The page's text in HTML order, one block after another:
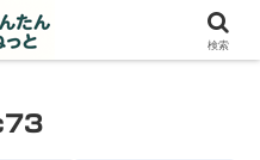
の備忘録
検索